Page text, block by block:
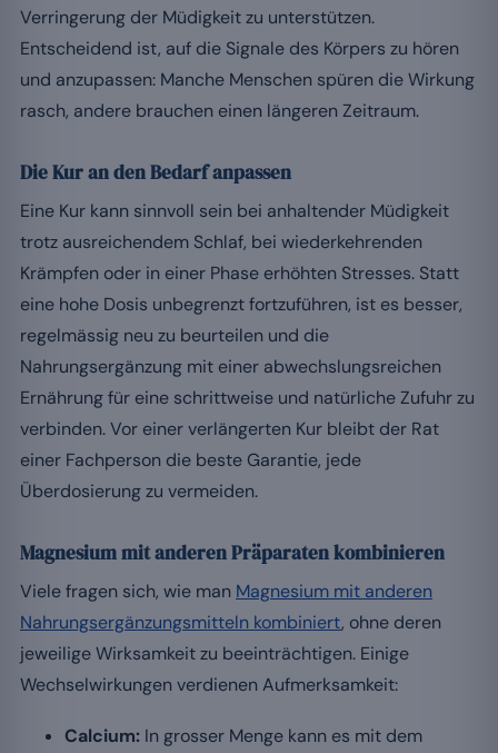
Verringerung der Müdigkeit zu unterstützen.
Entscheidend ist, auf die Signale des Körpers zu hören
und anzupassen: Manche Menschen spüren die Wirkung
rasch, andere brauchen einen längeren Zeitraum.
Die Kur an den Bedarf anpassen
Eine Kur kann sinnvoll sein bei anhaltender Müdigkeit
trotz ausreichendem Schlaf, bei wiederkehrenden
Krämpfen oder in einer Phase erhöhten Stresses. Statt
eine hohe Dosis unbegrenzt fortzuführen, ist es besser,
regelmässig neu zu beurteilen und die
Nahrungsergänzung mit einer abwechslungsreichen
Ernährung für eine schrittweise und natürliche Zufuhr zu
verbinden. Vor einer verlängerten Kur bleibt der Rat
einer Fachperson die beste Garantie, jede
Überdosierung zu vermeiden.
Magnesium mit anderen Präparaten kombinieren
Viele fragen sich, wie man Magnesium mit anderen
Nahrungsergänzungsmitteln kombiniert, ohne deren
jeweilige Wirksamkeit zu beeinträchtigen. Einige
Wechselwirkungen verdienen Aufmerksamkeit:
Calcium: In grosser Menge kann es mit dem